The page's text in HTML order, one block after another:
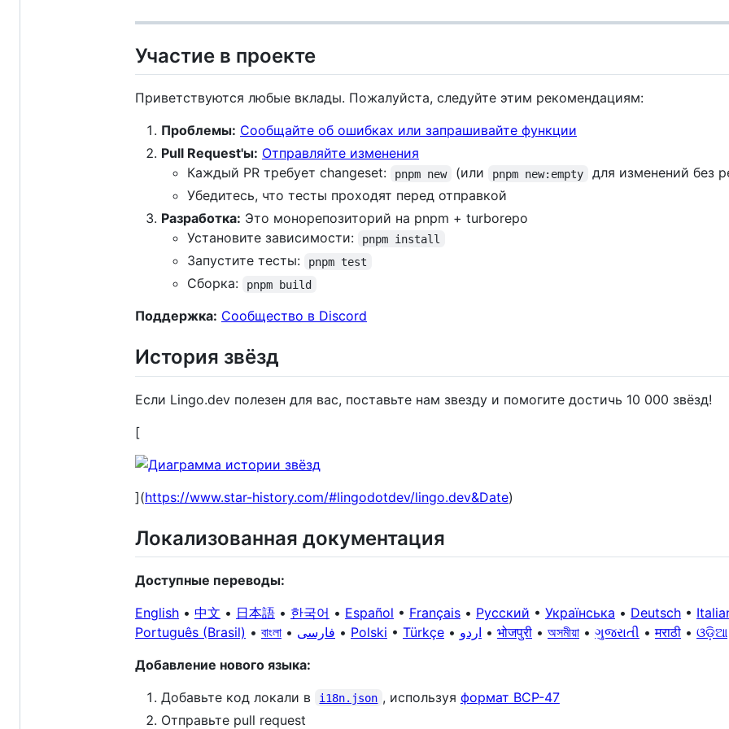
Участие в проекте
Приветствуются любые вклады. Пожалуйста, следуйте этим рекомендациям:
Проблемы: Сообщайте об ошибках или запрашивайте функции
Pull Request'ы: Отправляйте изменения
Каждый PR требует changeset:
pnpm new (или pnpm new:empty
для изменений без
Убедитесь, что тесты проходят перед отправкой
Разработка: Это монорепозиторий на pnpm + turborepo
Установите зависимости:
pnpm install
Запустите тесты: pnpm test
Сборка: pnpm build
Поддержка: Сообщество в Discord
История звёзд
Если Lingo.dev полезен для вас, поставьте нам звезду и помогите достичь 10 000 звёзд!
[
](https://www.star-history.com/#lingodotdev/lingo.dev&Date)
Локализованная документация
Доступные переводы:
English • 中文 • 日本語 • 한국어 • Español • Français • Русский • Українська • Deutsch •
Português (Brasil) • বাংলা • فارسی • Polski • Türkçe • اردو • भोजपुरी • অসমীয়া • ગુજરાતી •मराठी • ଓଡ଼ିଆ
Добавление нового языка:
Добавьте код локали в
i18n.json , используя формат BCP-47
Отправьте pull request